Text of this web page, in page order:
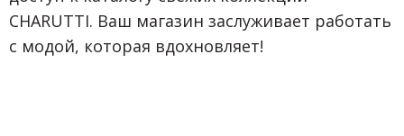
CHARUTTI. Ваш магазин заслуживает работать
с модой, которая вдохновляет!